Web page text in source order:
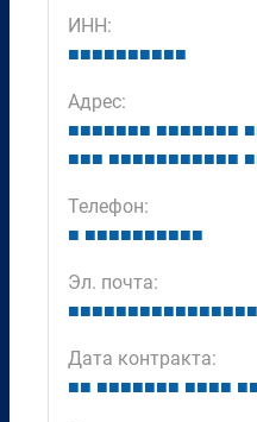
ИНН:
■■■■■■■■■■
Адрес:
■■■■■■■ ■■■■■■■ ■
■■■ ■■■■■■■■■■■ ■
Телефон:
■ ■■■■■■■■■■
Эл. почта:
■■■■■■■■■■■■■■■■
Дата контракта:
■■ ■■■■■■■ ■■■■ ■